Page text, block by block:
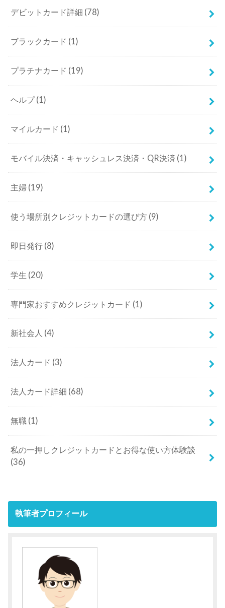
デビットカード詳細 (78)
ブラックカード (1)
プラチナカード (19)
ヘルプ(1)
マイルカード (1)
モバイル決済・キャッシュレス決済・QR決済 (1)
主婦 (19)
使う場所別クレジットカードの選び方 (9)
即日発行 (8)
学生 (20)
専門家おすすめクレジットカード (1)
新社会人 (4)
法人カード (3)
法人カード詳細 (68)
無職 (1)
私の一押しクレジットカードとお得な使い方体験談
(36)
執筆者プロフィール